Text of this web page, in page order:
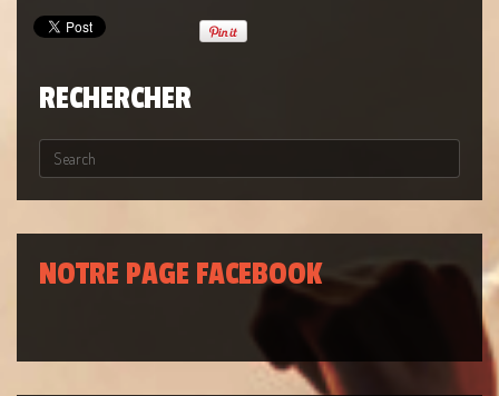
RECHERCHER
NOTRE PAGE FACEBOOK